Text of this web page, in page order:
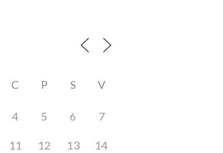
C P S V
4 5 6 7
11 12 13 14